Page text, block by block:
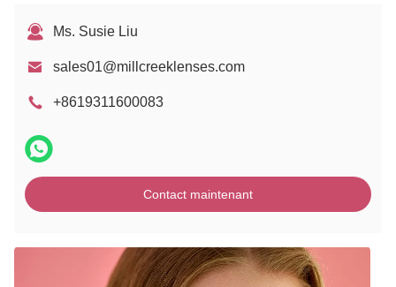
Ms. Susie Liu
sales01@millcreeklenses.com
+8619311600083
Contact maintenant